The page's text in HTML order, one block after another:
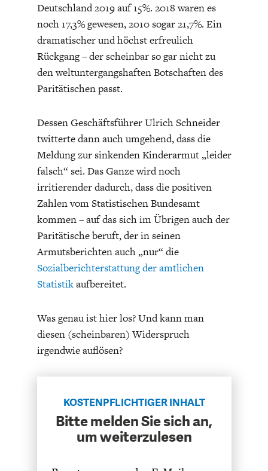
UNGLEICHHEIT UND
MACHT
EUROPA
Deutschland 2019 auf 15%. 2018 waren es
noch 17,3% gewesen, 2010 sogar 21,7%. Ein
dramatischer und höchst erfreulich
Rückgang – der scheinbar so gar nicht zu
den weltuntergangshaften Botschaften des
Paritätischen passt.
Dessen Geschäftsführer Ulrich Schneider
twitterte dann auch umgehend, dass die
Meldung zur sinkenden Kinderarmut „leider
falsch“ sei. Das Ganze wird noch
irritierender dadurch, dass die positiven
Zahlen vom Statistischen Bundesamt
kommen – auf das sich im Übrigen auch der
Paritätische beruft, der in seinen
Armutsberichten auch „nur“ die
Sozialberichterstattung der amtlichen
Statistikaufbereitet.
Was genau ist hier los? Und kann man
diesen (scheinbaren) Widerspruch
irgendwie auflösen?
KOSTENPFLICHTIGER INHALT
Bitte melden Sie sich an,
um weiterzulesen